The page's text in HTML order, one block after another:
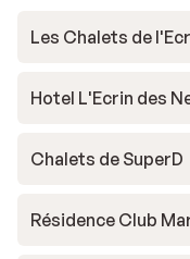
Les Chalets de
Hotel L'Ecrin des
Chalets de SuperD
Résidence Club